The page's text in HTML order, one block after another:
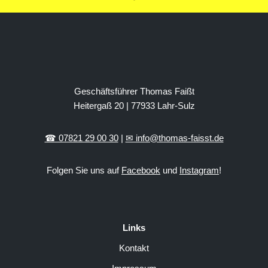
Geschäftsführer Thomas Faißt
Heitergaß 20 | 77933 Lahr-Sulz
☎ 07821 29 00 30| ✉ info@thomas-faisst.de
Folgen Sie uns auf Facebook und Instagram!
Links
Kontakt